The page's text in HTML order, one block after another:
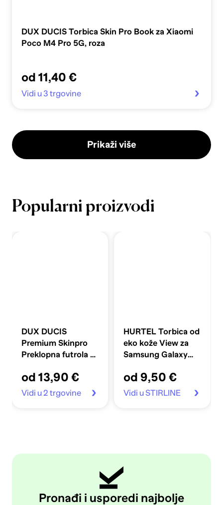
DUX DUCIS Torbica Skin Pro Book za Xiaomi
Poco M4 Pro 5G, roza
od 11,40 €
Vidi u 3 trgovine
Prikaži više
Popularni proizvodi
DUX DUCIS
Premium Skinpro
Preklopna futrola za
Pro 5G/Note 11 5G
Plava
od 13,90 €
Vidi u 2 trgovine
HURTEL Torbica od
eko kože View za
Samsung Galaxy
od 9,50 €
Vidi u STIRLINE
Pronađi i usporedi najbolje